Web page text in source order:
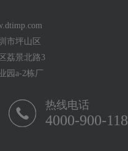
市坪山区
荔景北路3
园a-2栋厂
热线电话
4000-900-118